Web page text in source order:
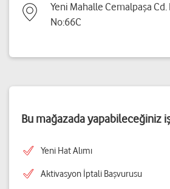
Yeni Mahalle Cemalpaşa
No:66C
Bu mağazada yapabileceğiniz
Yeni Hat Alımı
Aktivasyon İptali Başvurusu